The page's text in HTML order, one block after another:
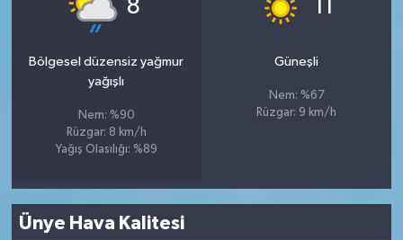
8
Bölgesel düzensiz yağmur
yağışlı
Nem: %90
Rüzgar: 8 km/h
Yağış Olasılığı: %89
11
Güneşli
Nem: %67
Rüzgar: 9 km/h
Ünye Hava Kalitesi